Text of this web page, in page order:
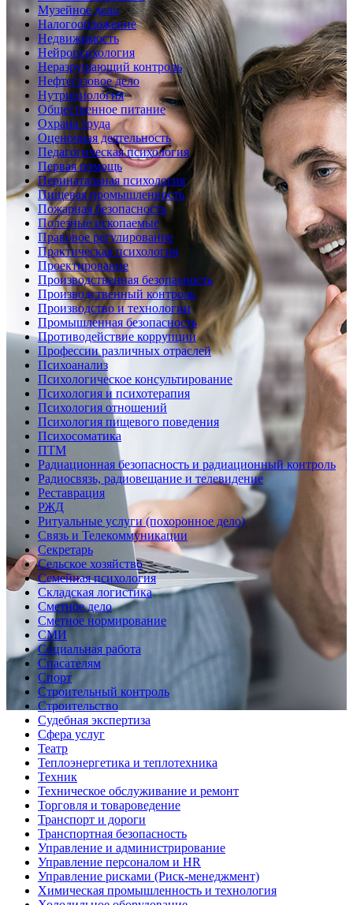
Музейное дело
Налогообложение
Недвижимость
Нейропсихология
Неразрушающий контроль
Нефтегазовое дело
Нутрициология
Общественное питание
Охрана труда
Оценочная деятельность
Педагогическая психология
Первая помощь
Перинатальная психология
Пищевая промышленность
Пожарная безопасность
Полезные ископаемые
Правовое регулирование
Практическая психология
Проектирование
Производственная безопасность
Производственный контроль
Производство и технологии
Промышленная безопасность
Противодействие коррупции
Профессии различных отраслей
Психоанализ
Психологическое консультирование
Психология и психотерапия
Психология отношений
Психология пищевого поведения
Психосоматика
ПТМ
Радиационная безопасность и радиационный контроль
Радиосвязь, радиовещание и телевидение
Реставрация
РЖД
Ритуальные услуги (похоронное дело)
Связь и Телекоммуникации
Секретарь
Сельское хозяйство
Семейная психология
Складская логистика
Сметное дело
Сметное нормирование
СМИ
Социальная работа
Спасателям
Спорт
Строительный контроль
Строительство
Судебная экспертиза
Сфера услуг
Театр
Теплоэнергетика и теплотехника
Техник
Техническое обслуживание и ремонт
Торговля и товароведение
Транспорт и дороги
Транспортная безопасность
Управление и администрирование
Управление персоналом и HR
Управление рисками (Риск-менеджмент)
Химическая промышленность и технология